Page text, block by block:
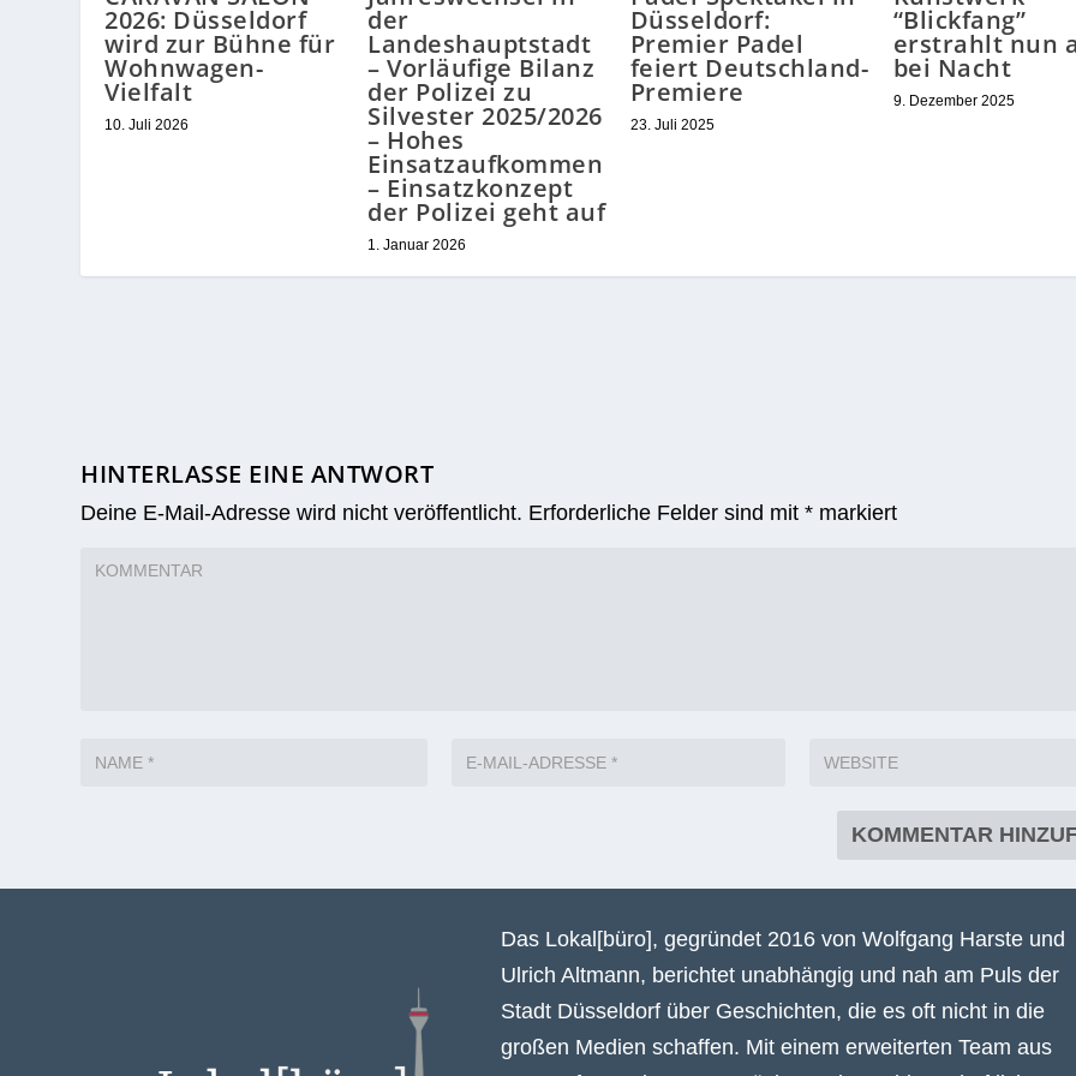
2026: Düsseldorf
wird zur Bühne für
Wohnwagen-
Vielfalt
10. Juli 2026
der
Landeshauptstadt
– Vorläufige Bilanz
der Polizei zu
Silvester 2025/2026
– Hohes
Einsatzaufkommen
– Einsatzkonzept
der Polizei geht auf
1. Januar 2026
Düsseldorf:
Premier Padel
feiert Deutschland-
Premiere
23. Juli 2025
“Blickfang”
erstrahlt nun
bei Nacht
9. Dezember 2025
HINTERLASSE EINE ANTWORT
Deine E-Mail-Adresse wird nicht veröffentlicht. Erforderliche Felder sind mit* markiert
Das Lokal[büro], gegründet 2016 von Wolfgang Harste und
Ulrich Altmann, berichtet unabhängig und nah am Puls der
Stadt Düsseldorf über Geschichten, die es oft nicht in die
großen Medien schaffen. Mit einem erweiterten Team aus